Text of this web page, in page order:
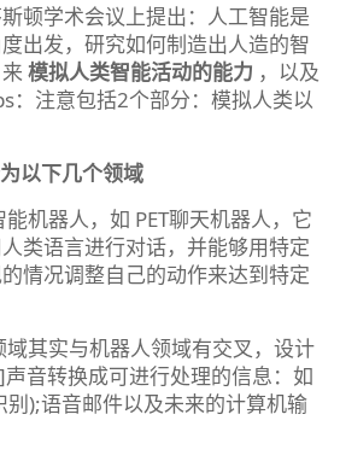
顿学术会议上提出：人工智能是
出发，研究如何制造出人造的智
模拟人类智能活动的能力 ，以及
：注意包括2个部分：模拟人类以
以下几个领域
能机器人，如 PET聊天机器人，它
类语言进行对话，并能够用特定
情况调整自己的动作来达到特定
域其实与机器人领域有交叉，设计
音转换成可进行处理的信息：如
);语音邮件以及未来的计算机输